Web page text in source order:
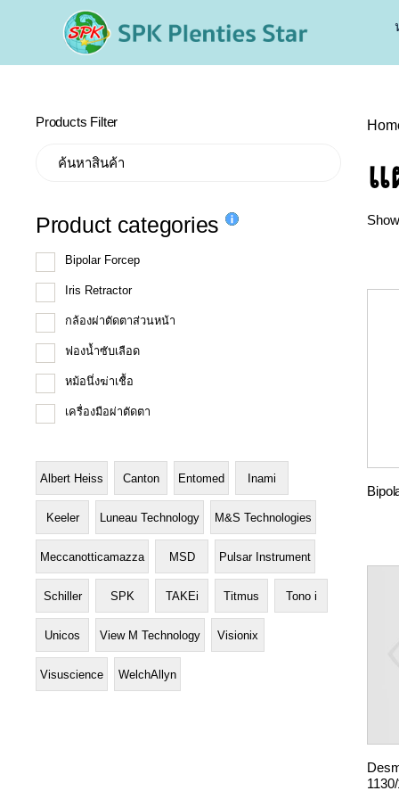
แ
Products Filter
Product categories
Bipolar Forcep
Iris Retractor
กล้องผ่าตัดตาส่วนหน้า
ฟองน้ำซับเลือด
หม้อนึ่งฆ่าเชื้อ
เครื่องมือผ่าตัดตา
Albert Heiss Canton Entomed Inami
Keeler Luneau Technology M&S Technologies
Meccanotticamazza MSD Pulsar Instrument
Schiller SPK TAKEi Titmus Tono i
Unicos View M Technology Visionix
Visuscience WelchAllyn